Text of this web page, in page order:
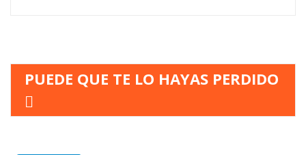
PUEDE QUE TE LO HAYAS PERDIDO